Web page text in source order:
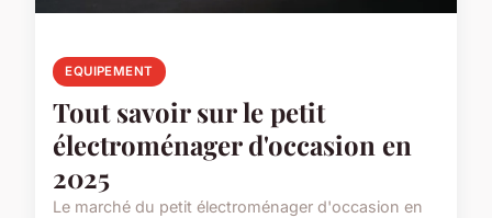
EQUIPEMENT
Tout savoir sur le petit
électroménager d'occasion en
2025
Le marché du petit électroménager d'occasion en